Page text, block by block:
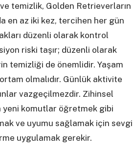
temizlik, Golden Retrieverların
en az iki kez, tercihen her gün
düzenli olarak kontrol
riski taşır; düzenli olarak
temizliği de önemlidir. Yaşam
olmalıdır. Günlük aktivite
vazgeçilmezdir. Zihinsel
yeni komutlar öğretmek gibi
ve uyumu sağlamak için sevgi
uygulamak gerekir.